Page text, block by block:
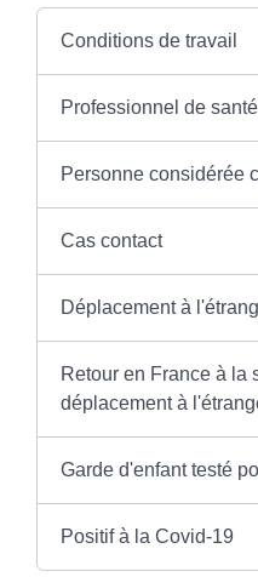
Conditions de travail
Professionnel de
Personne considérée
Cas contact
Déplacement à
Retour en France à la
déplacement à
Garde d'enfant testé
Positif à la Covid-19